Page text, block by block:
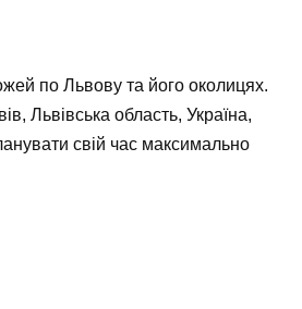
по Львову та його околицях.
Львівська область, Україна,
свій час максимально